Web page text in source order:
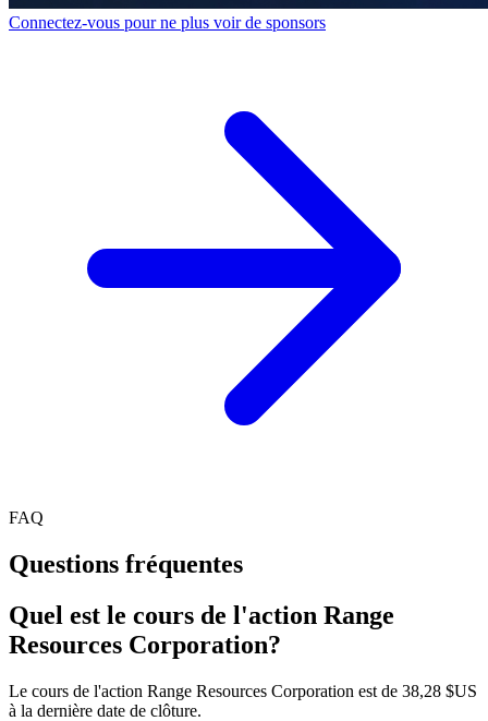
Connectez-vous pour ne plus voir de sponsors
FAQ
Questions fréquentes
Quel est le cours de l'action Range
Resources Corporation?
Le cours de l'action Range Resources Corporation est de 38,28 $US
à la dernière date de clôture.